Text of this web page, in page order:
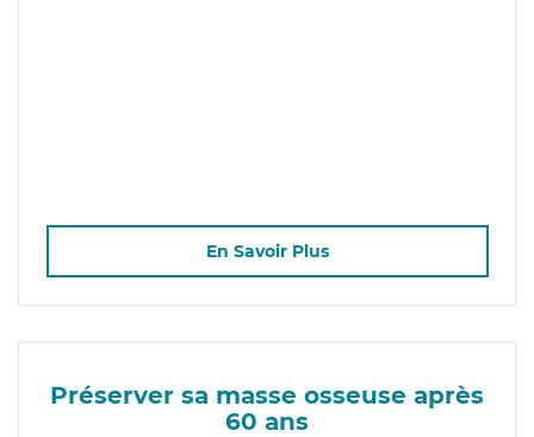
En Savoir Plus
Préserver sa masse osseuse après
60 ans